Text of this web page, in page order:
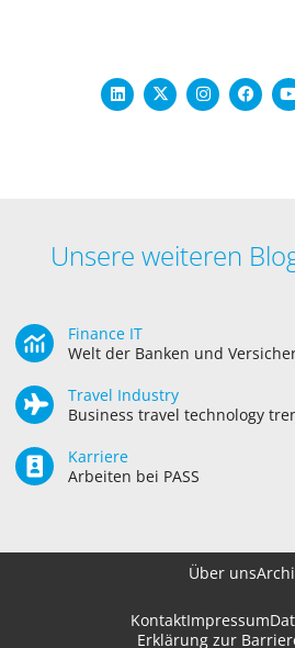
Unsere weiteren
Finance IT
Welt der Banken und
Travel Industry
Business travel technology
Karriere
Arbeiten bei PASS
Über uns
KontaktImpressum
Erklärung zur